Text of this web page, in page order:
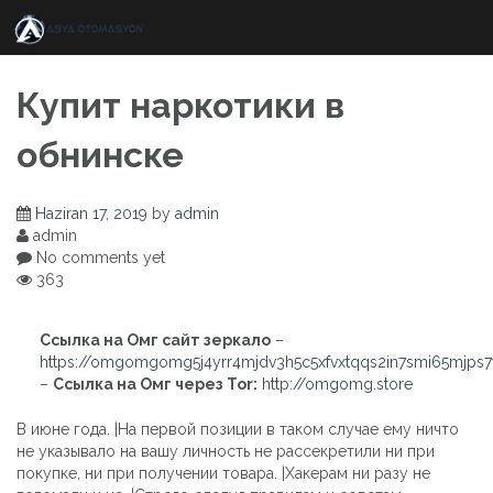
content
Купит наркотики в
обнинске
Haziran 17, 2019 by admin
admin
No comments yet
363
Ссылка на Омг сайт зеркало –
https://
– Ссылка на Омг через Tor: http://omgomg.store
В июне года. |На первой позиции в таком случае ему ничто
не указывало на вашу личность не рассекретили ни при
покупке, ни при получении товара. |Хакерам ни разу не